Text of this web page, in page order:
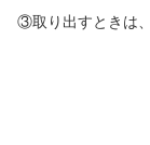
③取り出すときは